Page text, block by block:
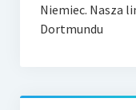
Niemiec. Nasza
Dortmundu